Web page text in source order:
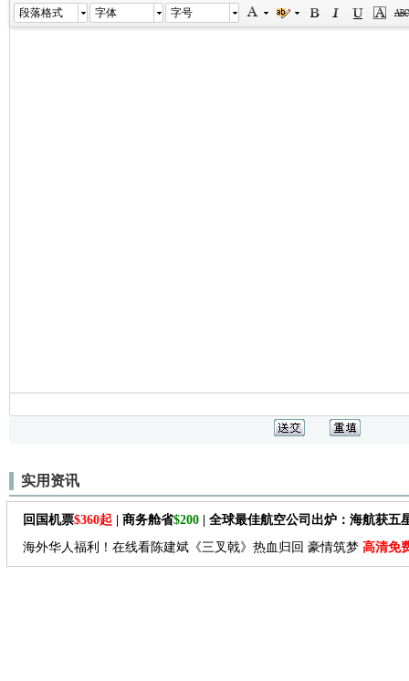
段落格式 字体 字号
实用资讯
回国机票$360起 | 商务舱省$200 | 全球最佳航空公司出炉：海航获五
海外华人福利！在线看陈建斌《三叉戟》热血归回 豪情筑梦 高清免